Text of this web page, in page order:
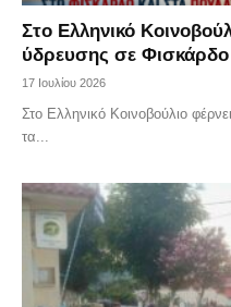
Στο Ελληνικό
ύδρευσης σε Φισκάρδο
17 Ιουλίου 2026
Στο Ελληνικό Κοινοβούλιο
τα...